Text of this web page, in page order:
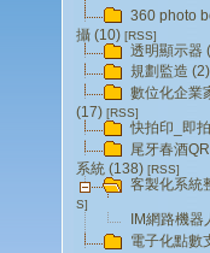
360 photo
攝 (10) [RSS]
透明顯示器
規劃監造 (2)
數位化企業
(17) [RSS]
快拍印_即
尾牙春酒
系統 (138) [RSS]
客製化系統
S]
IM網路機器
電子化點數